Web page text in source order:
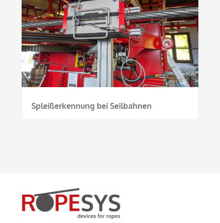
Spleißerkennung bei Seilbahnen